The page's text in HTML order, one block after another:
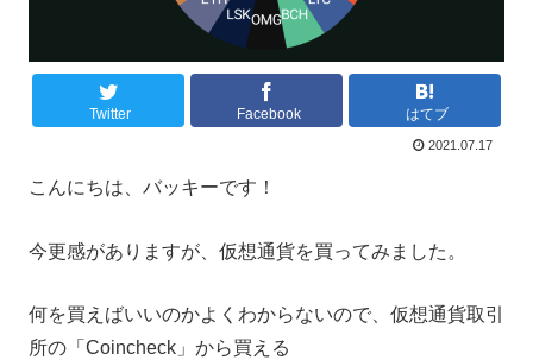
Twitter Facebook はてブ
2021.07.17
こんにちは、バッキーです！
今更感がありますが、仮想通貨を買ってみました。
何を買えばいいのかよくわからないので、仮想通貨取引
所の「Coincheck」から買える